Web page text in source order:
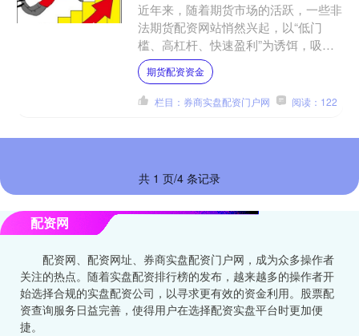
近年来，随着期货市场的活跃，一些非
法期货配资网站悄然兴起，以“低门
槛、高杠杆、快速盈利”为诱饵，吸引
投资者入局。这些平台往往打着金融创
新的旗号，实则暗藏巨大风险....
期货配资资金
栏目：券商实盘配资门户网 阅读：122
共 1 页/4 条记录
配资网
配资网、配资网址、券商实盘配资门户网，成为众多操作者
关注的热点。随着实盘配资排行榜的发布，越来越多的操作者开
始选择合规的实盘配资公司，以寻求更有效的资金利用。股票配
资查询服务日益完善，使得用户在选择配资实盘平台时更加便
捷。